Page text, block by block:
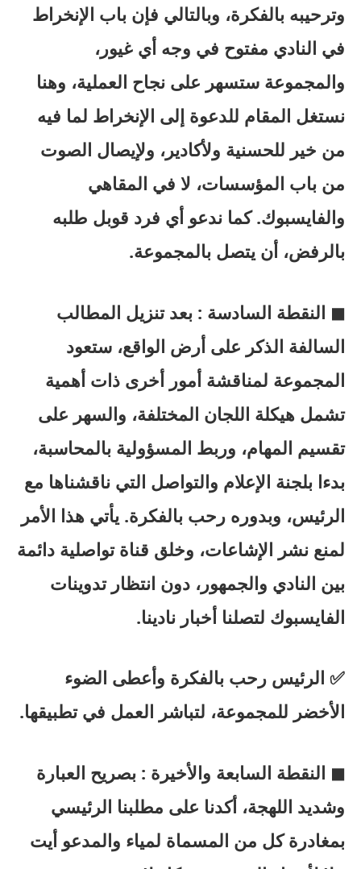
وترحيبه بالفكرة، وبالتالي فإن باب الإنخراط
في النادي مفتوح في وجه أي غيور،
والمجموعة ستسهر على نجاح العملية، وهنا
نستغل المقام للدعوة إلى الإنخراط لما فيه
من خير للحسنية ولأكادير، ولإيصال الصوت
من باب المؤسسات، لا في المقاهي
والفايسبوك. كما ندعو أي فرد قوبل طلبه
بالرفض، أن يتصل بالمجموعة.
◼ النقطة السادسة : بعد تنزيل المطالب
السالفة الذكر على أرض الواقع، ستعود
المجموعة لمناقشة أمور أخرى ذات أهمية
تشمل هيكلة اللجان المختلفة، والسهر على
تقسيم المهام، وربط المسؤولية بالمحاسبة،
بدءا بلجنة الإعلام والتواصل التي ناقشناها مع
الرئيس، وبدوره رحب بالفكرة. يأتي هذا الأمر
لمنع نشر الإشاعات، وخلق قناة تواصلية دائمة
بين النادي والجمهور، دون انتظار تدوينات
الفايسبوك لتصلنا أخبار نادينا.
✅ الرئيس رحب بالفكرة وأعطى الضوء
الأخضر للمجموعة، لتباشر العمل في تطبيقها.
◼ النقطة السابعة والأخيرة : بصريح العبارة
وشديد اللهجة، أكدنا على مطلبنا الرئيسي
بمغادرة كل من المسماة لمياء والمدعو أيت